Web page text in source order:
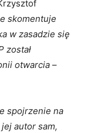
skomentuje
w zasadzie się
został
otwarcia –
spojrzenie na
autor sam,